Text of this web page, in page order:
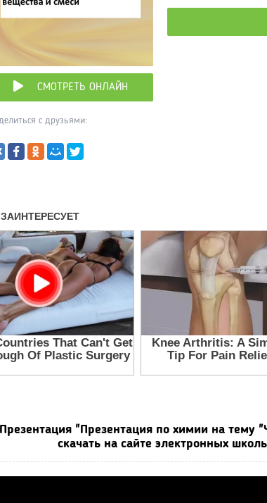
СМОТРЕТЬ ОНЛАЙН
с друзьями:
Презентация "Презентация по химии на тему
скачать на сайте электронных